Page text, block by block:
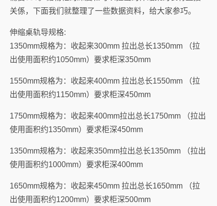
关係，下面我们就整理了一些数据资料，给大家参巧。
伸缩桌轨导规格:
1350mm规格为：收起来300mm 拉出总长1350mm （拉
出使用面积约1050mm）要求柜深350mm
1550mm规格为：收起来400mm 拉出总长1550mm （拉
出使用面积约1150mm）要求柜深450mm
1750mm规格为：收起来400mm拉出总长1750mm （拉出
使用面积约1350mm）要求柜深450mm
1350mm规格为：收起来350mm拉出总长1350mm （拉出
使用面积约1000mm）要求柜深400mm
1650mm规格为：收起来450mm 拉出总长1650mm （拉
出使用面积约1200mm）要求柜深500mm